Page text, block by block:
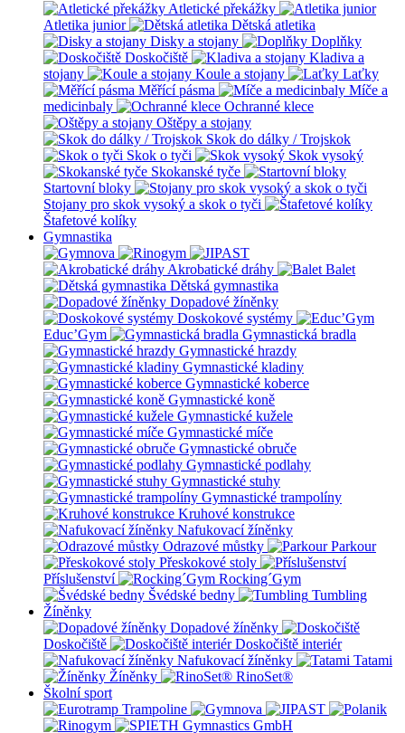
Atletické překážky
Atletika junior
Dětská atletika
Disky a stojany
Doplňky
Doskočiště
Kladiva a
stojany
Koule a stojany
Laťky
Měřící pásma
Míče a
medicinbaly
Ochranné klece
Oštěpy a stojany
Skok do dálky / Trojskok
Skok o tyči
Skok vysoký
Skokanské tyče
Startovní bloky
Stojany pro skok vysoký a skok o tyči
Štafetové kolíky
Gymnastika
Akrobatické dráhy
Balet
Dětská gymnastika
Dopadové žíněnky
Doskokové systémy
Educ’Gym
Gymnastická bradla
Gymnastické hrazdy
Gymnastické kladiny
Gymnastické koberce
Gymnastické koně
Gymnastické kužele
Gymnastické míče
Gymnastické obruče
Gymnastické podlahy
Gymnastické stuhy
Gymnastické trampolíny
Kruhové konstrukce
Nafukovací žíněnky
Odrazové můstky
Parkour
Přeskokové stoly
Příslušenství
Rocking´Gym
Švédské bedny
Tumbling
Žíněnky
Dopadové žíněnky
Doskočiště
Doskočiště interiér
Nafukovací žíněnky
Tatami
Žíněnky
RinoSet®
Školní sport